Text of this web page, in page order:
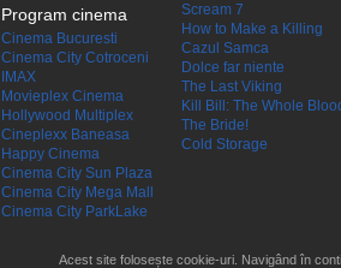
Program cinema
Cinema Bucuresti
Cinema City Cotroceni
IMAX
Movieplex Cinema
Hollywood Multiplex
Cineplexx Baneasa
Happy Cinema
Cinema City Sun Plaza
Cinema City Mega Mall
Cinema City ParkLake
Scream 7
How to Make a Killing
Cazul Samca
Dolce far niente
The Last Viking
Kill Bill: The Whole
The Bride!
Cold Storage
Acest site folosește cookie-uri. Navigând în